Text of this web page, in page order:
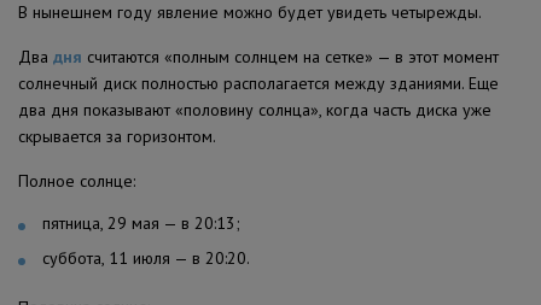
В нынешнем году явление можно будет увидеть четырежды.
Два дня считаются «полным солнцем на сетке» — в этот момент
солнечный диск полностью располагается между зданиями. Еще
два дня показывают «половину солнца», когда часть диска уже
скрывается за горизонтом.
Полное солнце:
пятница, 29 мая — в 20:13;
суббота, 11 июля — в 20:20.